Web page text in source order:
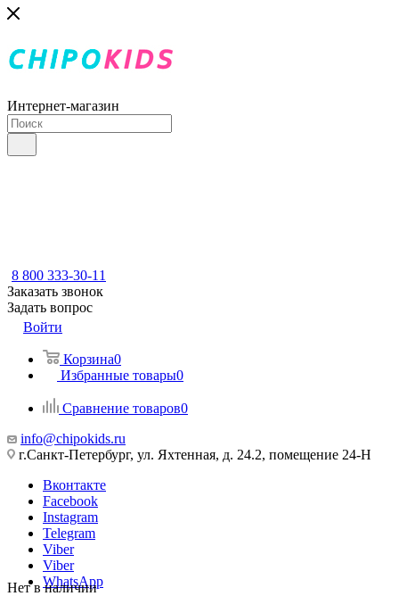
Интернет-магазин
8 800 333-30-11
Заказать звонок
Задать вопрос
Войти
Корзина0
Избранные товары0
Сравнение товаров0
info@chipokids.ru
г.Санкт-Петербург, ул. Яхтенная, д. 24.2, помещение 24-Н
Вконтакте
Facebook
Instagram
Telegram
Viber
Viber
WhatsApp
Нет в наличии